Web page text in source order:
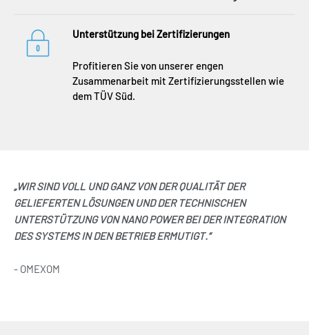
Unterstützung bei Zertifizierungen
Profitieren Sie von unserer engen
Zusammenarbeit mit Zertifizierungsstellen wie
dem TÜV Süd.
„WIR SIND VOLL UND GANZ VON DER QUALITÄT DER
GELIEFERTEN LÖSUNGEN UND DER TECHNISCHEN
UNTERSTÜTZUNG VON NANO POWER BEI DER INTEGRATION
DES SYSTEMS IN DEN BETRIEB ERMUTIGT.“
- OMEXOM